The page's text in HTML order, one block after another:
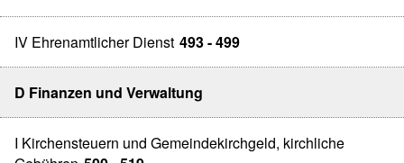
IV Ehrenamtlicher Dienst 493 - 499
D Finanzen und Verwaltung
I Kirchensteuern und Gemeindekirchgeld, kirchliche